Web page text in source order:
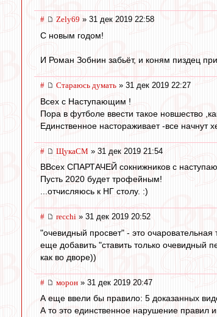
# Zely69 » 31 дек 2019 22:58
С новым годом!
И Роман Зобнин забьёт, и коням пиздец
# Стараюсь думать » 31 дек 2019 22:27
Всех с Наступающим !
Пора в футболе ввести такое новшество
Единственное настораживает -все
# ЩукаСМ » 31 дек 2019 21:54
ВВсех СПАРТАЧЕЙ сокнижников с
Пусть 2020 будет трофейным!
...отчисляюсь к НГ столу. :)
# recchi » 31 дек 2019 20:52
"очевидный просвет" - это очаровательная
еще добавить "ставить только очевидный
как во дворе))
# морон » 31 дек 2019 20:47
А еще ввели бы правило: 5 доказанных
А то это единственное нарушение правил